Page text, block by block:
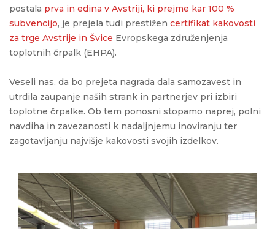
postala prva in edina v Avstriji, ki prejme kar 100 %
subvencijo, je prejela tudi prestižen certifikat kakovosti
za trge Avstrije in Švice Evropskega združenjenja
toplotnih črpalk (EHPA).
Veseli nas, da bo prejeta nagrada dala samozavest in
utrdila zaupanje naših strank in partnerjev pri izbiri
toplotne črpalke. Ob tem ponosni stopamo naprej, polni
navdiha in zavezanosti k nadaljnjemu inoviranju ter
zagotavljanju najvišje kakovosti svojih izdelkov.